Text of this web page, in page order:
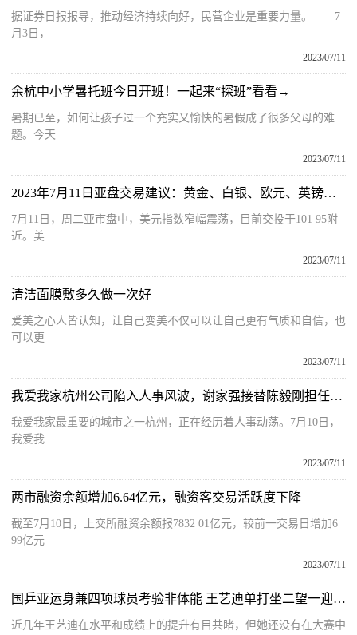
据证券日报报导，推动经济持续向好，民营企业是重要力量。 7
月3日，
2023/07/11
余杭中小学暑托班今日开班！一起来“探班”看看→
暑期已至，如何让孩子过一个充实又愉快的暑假成了很多父母的难
题。今天
2023/07/11
2023年7月11日亚盘交易建议：黄金、白银、欧元、英镑、日元、瑞郎交易点位技术分析及预测
7月11日，周二亚市盘中，美元指数窄幅震荡，目前交投于101 95附
近。美
2023/07/11
清洁面膜敷多久做一次好
爱美之心人皆认知，让自己变美不仅可以让自己更有气质和自信，也
可以更
2023/07/11
我爱我家杭州公司陷入人事风波，谢家强接替陈毅刚担任总经理
我爱我家最重要的城市之一杭州，正在经历着人事动荡。7月10日，
我爱我
2023/07/11
两市融资余额增加6.64亿元，融资客交易活跃度下降
截至7月10日，上交所融资余额报7832 01亿元，较前一交易日增加6
99亿元
2023/07/11
国乒亚运身兼四项球员考验非体能 王艺迪单打坐二望一迎翻身？
近几年王艺迪在水平和成绩上的提升有目共睹，但她还没有在大赛中